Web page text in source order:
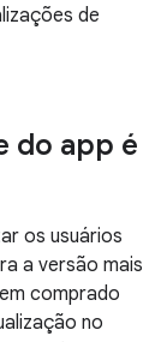
de
do app é
os usuários
a versão mais
comprado
no